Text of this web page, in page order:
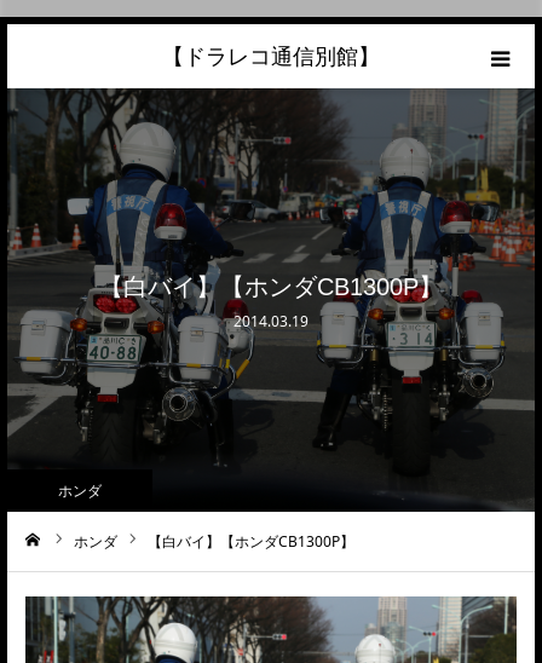
【ドラレコ通信別館】
【白バイ】【ホンダCB1300P】
2014.03.19
ホンダ
ホンダ 【白バイ】【ホンダCB1300P】
ホーム
あなたの愛車の最高額を知ろう！
こんな中古車が欲しい
トラック売却ならこちら
当サイトについて
リンク